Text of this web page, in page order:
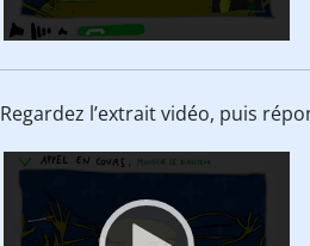
Regardez l’extrait vidéo, puis
Video
Player